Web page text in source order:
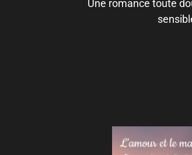
Une romance toute